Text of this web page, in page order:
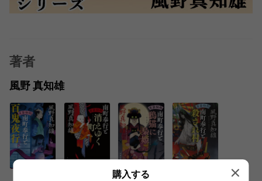
著者
風野 真知雄
購入する